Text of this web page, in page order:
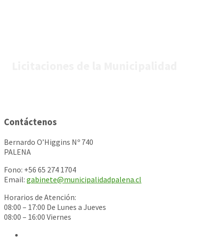
Contáctenos
Bernardo O’Higgins Nº 740
PALENA
Fono: +56 65 274 1704
Email: gabinete@municipalidadpalena.cl
Horarios de Atención:
08:00 – 17:00 De Lunes a Jueves
08:00 – 16:00 Viernes